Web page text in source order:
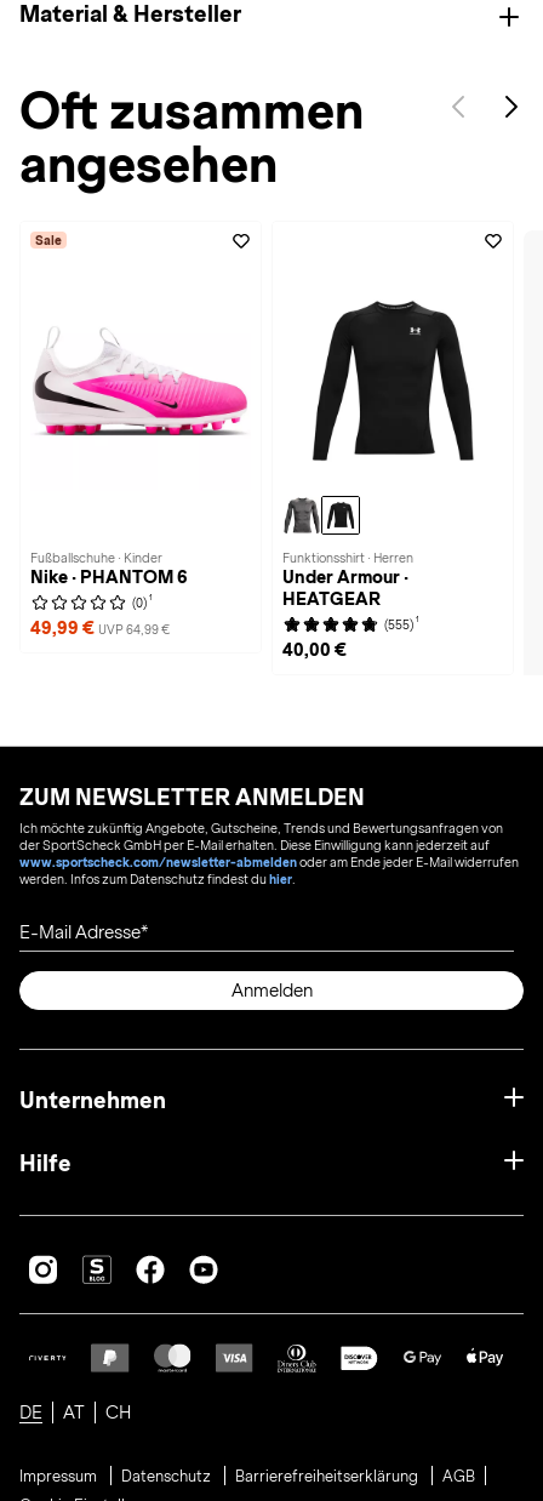
Material & Hersteller
Oft zusammen
angesehen
Sale
Fußballschuhe · Kinder
Nike · PHANTOM 6
(0) 1
49,99 € UVP 64,99 €
Funktionsshirt · Herren
Under Armour ·
HEATGEAR
(555) 1
40,00 €
ZUM NEWSLETTER ANMELDEN
Ich möchte zukünftig Angebote, Gutscheine, Trends und Bewertungsanfragen von
der SportScheck GmbH per E-Mail erhalten. Diese Einwilligung kann jederzeit auf
www.sportscheck.com/newsletter-abmeldenoder am Ende jeder E-Mail widerrufen
werden. Infos zum Datenschutz findest duhier
E-Mail Adresse
Anmelden
Unternehmen
Hilfe
DE AT CH
Impressum Datenschutz Barrierefreiheitserklärung
AGB